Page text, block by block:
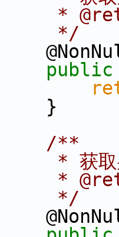
*
     */
public
}
    /**
* 获取
*
     */